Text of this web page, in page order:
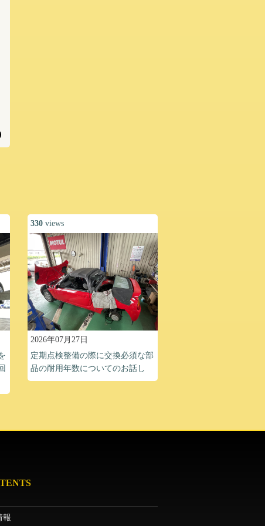
330 views
2026年07月27日
定期点検整備の際に交換必須な部
品の耐用年数についてのお話し
報